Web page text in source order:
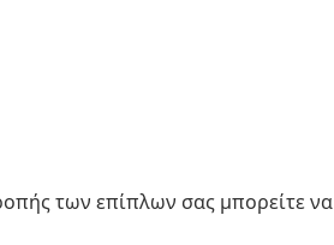
των επίπλων σας μπορείτε να